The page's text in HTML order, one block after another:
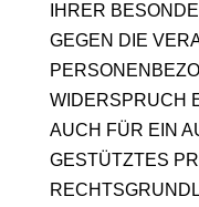
IHRER
GEGEN DIE
WIDERSPRUCH
AUCH FÜR EIN
GESTÜTZTES